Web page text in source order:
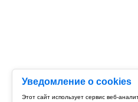
Уведомление о cookies
Этот сайт использует сервис веб-